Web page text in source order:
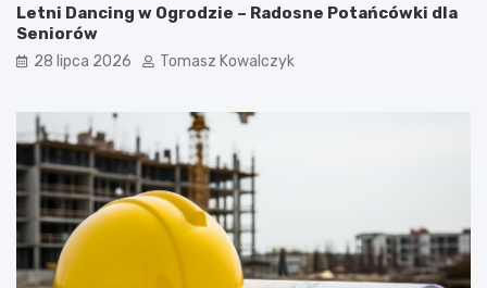
Letni Dancing w Ogrodzie – Radosne Potańcówki dla
Seniorów
28 lipca 2026 Tomasz Kowalczyk